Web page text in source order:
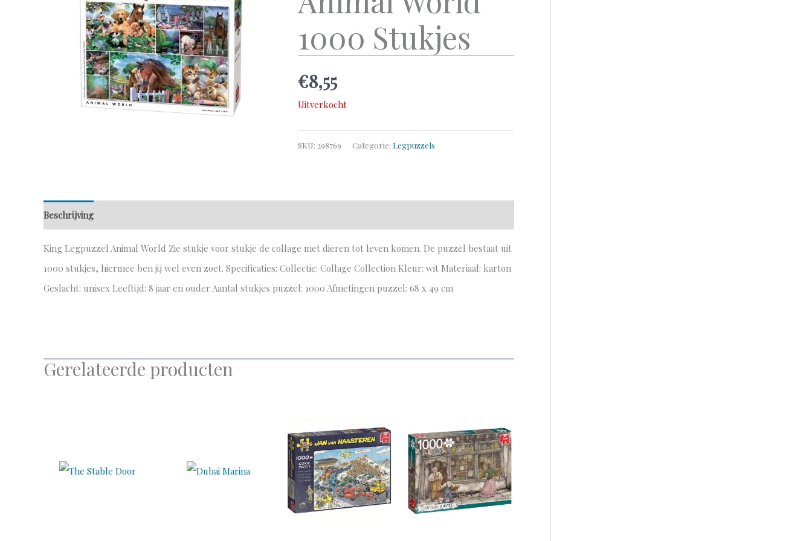
1000 Stukjes
€8,55
Uitverkocht
SKU: 298769 Categorie: Legpuzzels
Beschrijving
King Legpuzzel Animal World Zie stukje voor stukje de collage met dieren tot leven komen. De puzzel bestaat uit
1000 stukjes, hiermee ben jij wel even zoet. Specificaties: Collectie: Collage Collection Kleur: wit Materiaal: karton
Geslacht: unisex Leeftijd: 8 jaar en ouder Aantal stukjes puzzel: 1000 Afmetingen puzzel: 68 x 49 cm
Gerelateerde producten